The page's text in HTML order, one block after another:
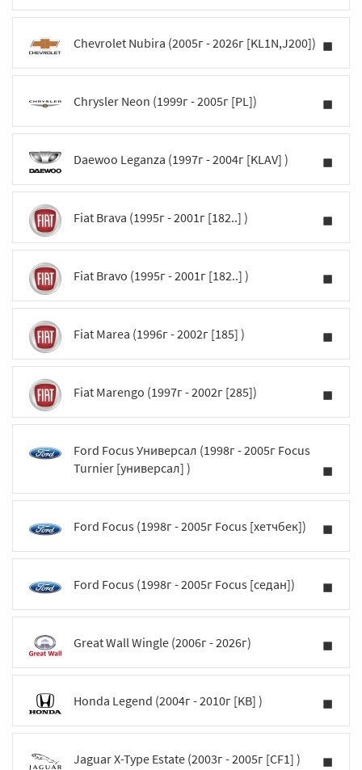
Chevrolet Nubira (2005г - 2026г [KL1N,J200])
Chrysler Neon (1999г - 2005г [PL])
Daewoo Leganza (1997г - 2004г [KLAV] )
Fiat Brava (1995г - 2001г [182..] )
Fiat Bravo (1995г - 2001г [182..] )
Fiat Marea (1996г - 2002г [185] )
Fiat Marengo (1997г - 2002г [285])
Ford Focus Универсал (1998г - 2005г Focus
Turnier [универсал] )
Ford Focus (1998г - 2005г Focus [хетчбек])
Ford Focus (1998г - 2005г Focus [седан])
Great Wall Wingle (2006г - 2026г)
Honda Legend (2004г - 2010г [KB] )
Jaguar X-Type Estate (2003г - 2005г [CF1] )